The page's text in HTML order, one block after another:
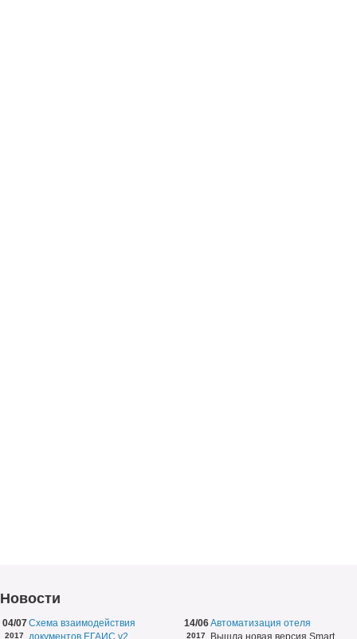
Новости
04/07
2017
Схема взаимодействия
документов ЕГАИС v2
14/06
2017
Автоматизация отеля
Вышла новая версия Smart